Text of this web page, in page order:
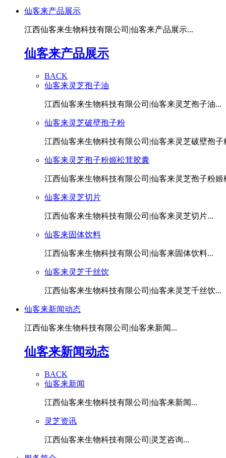
仙客来产品展示
江西仙客来生物科技有限公司|仙客来产品展示...
仙客来产品展示
BACK
仙客来灵芝孢子油
江西仙客来生物科技有限公司|仙客来灵芝孢子油...
仙客来灵芝破壁孢子粉
江西仙客来生物科技有限公司|仙客来灵芝破壁孢子
仙客来灵芝孢子粉姬松茸胶囊
江西仙客来生物科技有限公司|仙客来灵芝孢子粉姬
仙客来灵芝切片
江西仙客来生物科技有限公司|仙客来灵芝切片...
仙客来固体饮料
江西仙客来生物科技有限公司|仙客来固体饮料...
仙客来灵芝千丝饮
江西仙客来生物科技有限公司|仙客来灵芝千丝饮...
仙客来新闻动态
江西仙客来生物科技有限公司|仙客来新闻...
仙客来新闻动态
BACK
仙客来新闻
江西仙客来生物科技有限公司|仙客来新闻...
灵芝资讯
江西仙客来生物科技有限公司|灵芝咨询...